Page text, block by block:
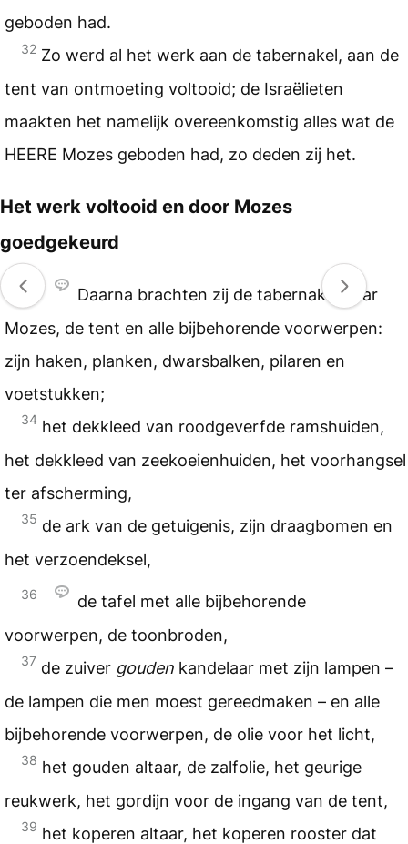
geboden had.
32 Zo werd al het werk aan de tabernakel, aan de
tent van ontmoeting voltooid; de Israëlieten
maakten het namelijk overeenkomstig alles wat de
HEERE Mozes geboden had, zo deden zij het.
Het werk voltooid en door Mozes
goedgekeurd
33
Daarna brachten zij de tabernakel naar
Mozes, de tent en alle bijbehorende voorwerpen:
zijn haken, planken, dwarsbalken, pilaren en
voetstukken;
34 het dekkleed van roodgeverfde ramshuiden,
het dekkleed van zeekoeienhuiden, het voorhangsel
ter afscherming,
35 de ark van de getuigenis, zijn draagbomen en
het verzoendeksel,
36
de tafel met alle bijbehorende
voorwerpen, de toonbroden,
37 de zuiver gouden kandelaar met zijn lampen –
de lampen die men moest gereedmaken – en alle
bijbehorende voorwerpen, de olie voor het licht,
38 het gouden altaar, de zalfolie, het geurige
reukwerk, het gordijn voor de ingang van de tent,
39 het koperen altaar, het koperen rooster dat